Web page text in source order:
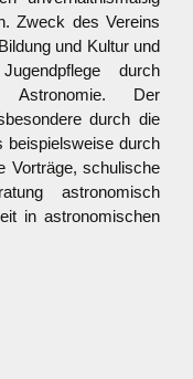
Zweck des Vereins
und Kultur und
durch
Astronomie. Der
durch die
beispielsweise durch
Vorträge, schulische
astronomisch
in astronomischen